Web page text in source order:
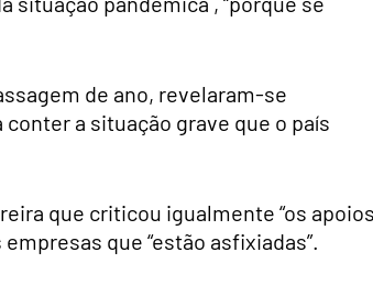
de ano, revelaram-se
a situação grave que o país
que criticou igualmente “os
que “estão asfixiadas”.